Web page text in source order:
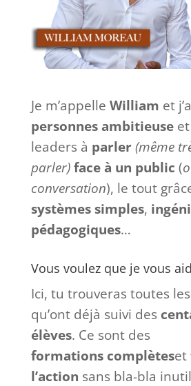
Je m’appelle William et
personnes ambitieuseet
leaders à parler (même
parler) face à un public (
conversation), le tout
systèmes simples,
pédagogiques…
Vous voulez que je vous
Ici, tu trouveras toutes les
qu’ont déjà suivi des
élèves. Ce sont des
formations complèteset
l’action sans bla-bla